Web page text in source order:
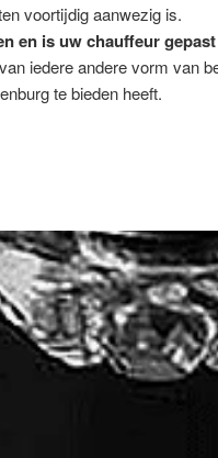
voortijdig aanwezig is.
en is uw chauffeur
iedere andere vorm van
te bieden heeft.